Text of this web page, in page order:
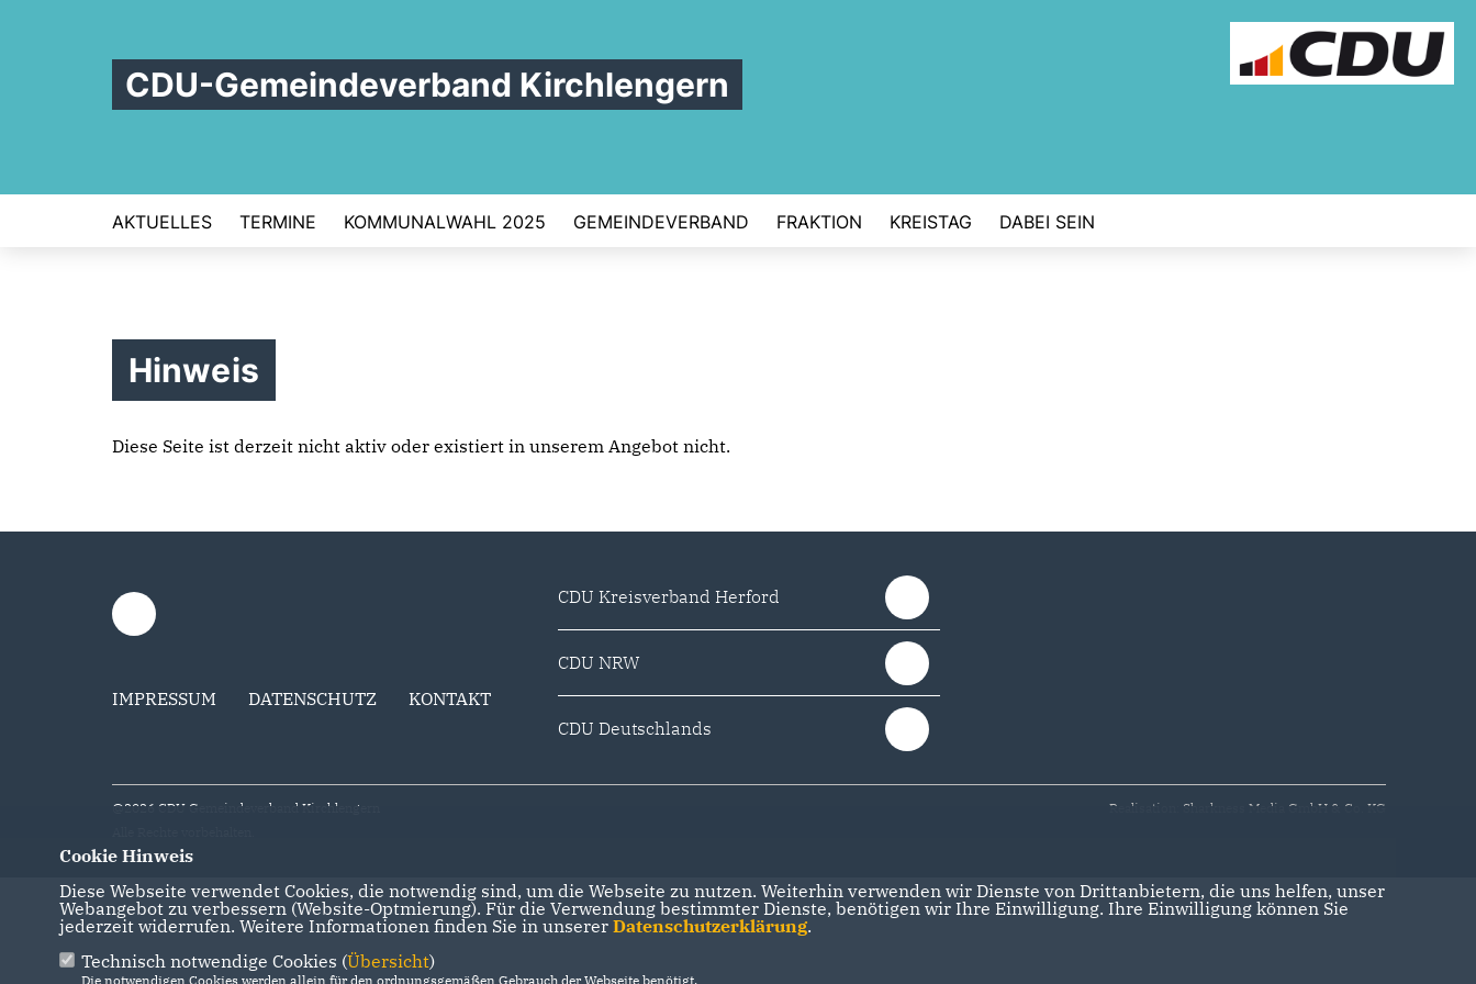
CDU-Gemeindeverband Kirchlengern
AKTUELLES TERMINE KOMMUNALWAHL 2025 GEMEINDEVERBAND FRAKTION KREISTAG DABEI SEIN
Hinweis
Diese Seite ist derzeit nicht aktiv oder existiert in unserem Angebot nicht.
IMPRESSUM DATENSCHUTZ KONTAKT
CDU Kreisverband Herford
CDU NRW
CDU Deutschlands
@2026 CDU Gemeindeverband Kirchlengern
Realisation: Sharkness Media GmbH & Co. KG
Cookie Hinweis
Diese Webseite verwendet Cookies, die notwendig sind, um die Webseite zu nutzen. Weiterhin verwenden wir Dienste von Drittanbietern, die uns helfen, unser
Webangebot zu verbessern (Website-Optmierung). Für die Verwendung bestimmter Dienste, benötigen wir Ihre Einwilligung. Ihre Einwilligung können Sie
jederzeit widerrufen. Weitere Informationen finden Sie in unserer Datenschutzerklärung.
Technisch notwendige Cookies (Übersicht)
Die notwendigen Cookies werden allein für den ordnungsgemäßen Gebrauch der Webseite benötigt.